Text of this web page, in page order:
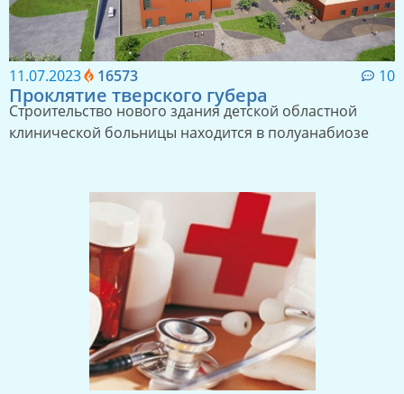
11.07.2023 16573 10
Проклятие тверского губера
Строительство нового здания детской областной
клинической больницы находится в полуанабиозе